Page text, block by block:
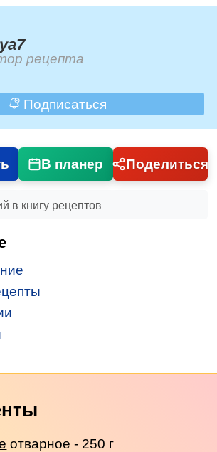
рецепта
Подписаться
В планер Поделиться
в книгу рецептов
отварное - 250 г